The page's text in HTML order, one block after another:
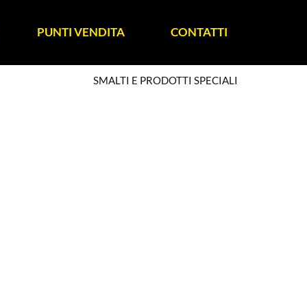
PUNTI VENDITA CONTATTI
SMALTI E PRODOTTI SPECIALI